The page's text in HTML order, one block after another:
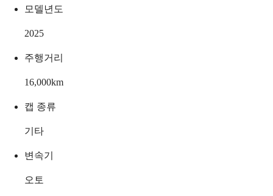
모델년도
2025
주행거리
16,000km
캡 종류
기타
변속기
오토